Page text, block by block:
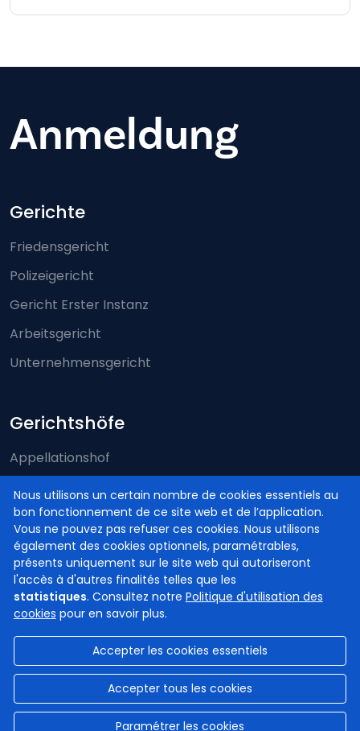
Nous utilisons un certain nombre de cookies essentiels au
bon fonctionnement de ce site web et de l’application.
Vous ne pouvez pas refuser ces cookies. Nous utilisons
également des cookies optionnels, paramétrables,
présents uniquement sur le site web qui autoriseront
l'accès à d'autres finalités telles que les
statistiques. Consultez notre Politique d'utilisation des
cookies pour en savoir plus.
Accepter les cookies essentiels
Accepter tous les cookies
Paramétrer les cookies
Anmeldung
Footer-menu
Gerichte
Friedensgericht
Polizeigericht
Gericht Erster Instanz
Arbeitsgericht
Unternehmensgericht
Gerichtshöfe
Appellationshof
Arbeitsgerichtshof
Assisenhof
Kassationshof
© Gerichtshöfe und Gerichte in Belgien
2026
Haftungsausschluss
Privatsphäre
Cookie Politik
Zugänglichkeitserklärung